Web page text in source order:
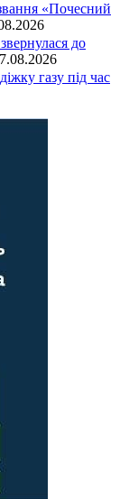
«Почесний
до
газу під час